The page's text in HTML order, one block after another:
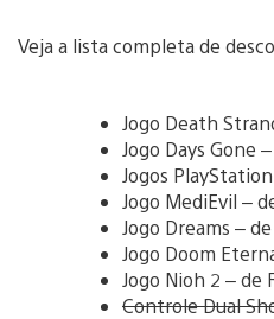
Veja a lista completa de
Jogo Death
Jogo Days Gone
Jogos
Jogo MediEvil –
Jogo Dreams –
Jogo Doom
Jogo Nioh 2 – de
Controle Dual